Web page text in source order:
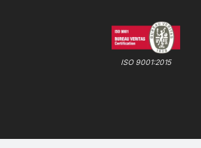
ISO 9001:2015